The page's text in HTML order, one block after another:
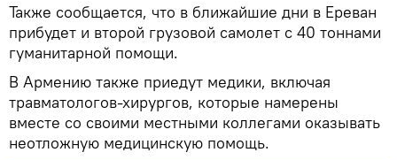
Также сообщается, что в ближайшие дни в Ереван
прибудет и второй грузовой самолет с 40 тоннами
гуманитарной помощи.
В Армению также приедут медики, включая
травматологов-хирургов, которые намерены
вместе со своими местными коллегами оказывать
неотложную медицинскую помощь.